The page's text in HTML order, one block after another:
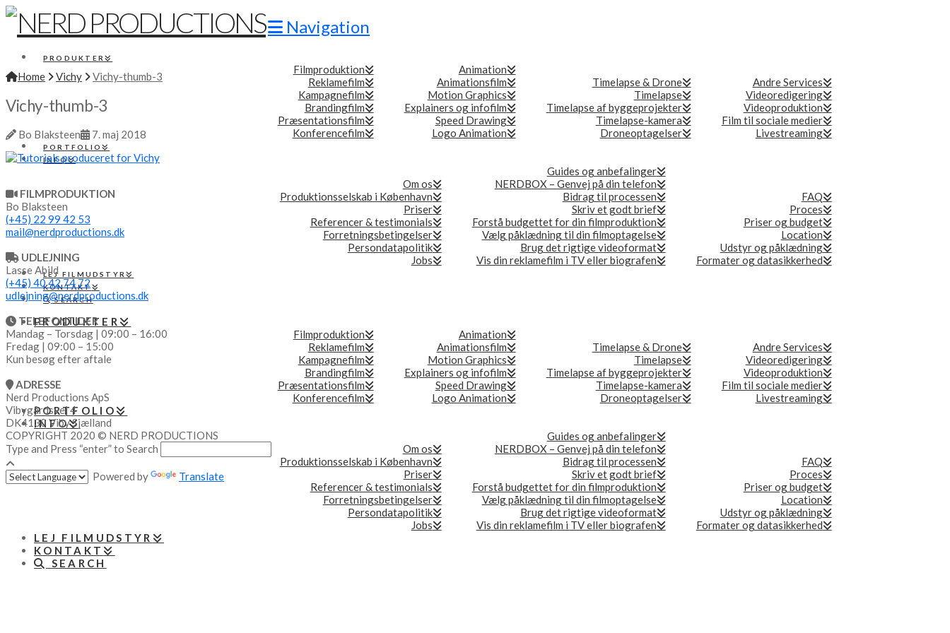
Navigation
PRODUKTER
Filmproduktion
Reklamefilm
Kampagnefilm
Brandingfilm
Præsentationsfilm
Konferencefilm
Animation
Animationsfilm
Motion Graphics
Explainers og infofilm
Speed Drawing
Logo Animation
Timelapse & Drone
Timelapse
Timelapse af byggeprojekter
Timelapse-kamera
Droneoptagelser
Andre Services
Videoredigering
Videoproduktion
Film til sociale medier
Livestreaming
PORTFOLIO
INFO
Om os
Produktionsselskab i København
Priser
Referencer & testimonials
Forretningsbetingelser
Persondatapolitik
Jobs
Guides og anbefalinger
NERDBOX – Genvej på din telefon
Bidrag til processen
Skriv et godt brief
Forstå budgettet for din filmproduktion
Vælg påklædning til din filmoptagelse
Brug det rigtige videoformat
Vis din reklamefilm i TV eller biografen
FAQ
Proces
Priser og budget
Location
Udstyr og påklædning
Formater og datasikkerhed
LEJ FILMUDSTYR
KONTAKT
SEARCH
PRODUKTER
Filmproduktion
Reklamefilm
Kampagnefilm
Brandingfilm
Præsentationsfilm
Konferencefilm
Animation
Animationsfilm
Motion Graphics
Explainers og infofilm
Speed Drawing
Logo Animation
Timelapse & Drone
Timelapse
Timelapse af byggeprojekter
Timelapse-kamera
Droneoptagelser
Andre Services
Videoredigering
Videoproduktion
Film til sociale medier
Livestreaming
PORTFOLIO
INFO
Om os
Produktionsselskab i København
Priser
Referencer & testimonials
Forretningsbetingelser
Persondatapolitik
Jobs
Guides og anbefalinger
NERDBOX – Genvej på din telefon
Bidrag til processen
Skriv et godt brief
Forstå budgettet for din filmproduktion
Vælg påklædning til din filmoptagelse
Brug det rigtige videoformat
Vis din reklamefilm i TV eller biografen
FAQ
Proces
Priser og budget
Location
Udstyr og påklædning
Formater og datasikkerhed
LEJ FILMUDSTYR
KONTAKT
SEARCH
Home Vichy Vichy-thumb-3
Vichy-thumb-3
Bo Blaksteen 7. maj 2018
FILMPRODUKTION
Bo Blaksteen
(+45) 22 99 42 53
mail@nerdproductions.dk
UDLEJNING
Lasse Abild
(+45) 40 42 74 72
udlejning@nerdproductions.dk
TELEFONTIDER
Mandag – Torsdag | 09:00 – 16:00
Fredag | 09:00 – 15:00
Kun besøg efter aftale
ADRESSE
Nerd Productions ApS
Vibygårdsvej 4
DK4130 Viby Sjælland
COPYRIGHT 2020 © NERD PRODUCTIONS
Type and Press “enter” to Search
Powered by Translate